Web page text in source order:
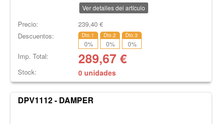
Ver detalles del artículo
Precio: 239,40€
Descuentos:
Dto.1
0%
Dto.2
0%
Dto.3
0%
Imp. Total: 289,67€
Stock: 0 unidades
DPV1112 - DAMPER